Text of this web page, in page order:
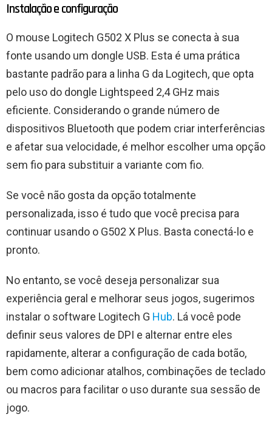
Instalação e configuração
O mouse Logitech G502 X Plus se conecta à sua
fonte usando um dongle USB. Esta é uma prática
bastante padrão para a linha G da Logitech, que opta
pelo uso do dongle Lightspeed 2,4 GHz mais
eficiente. Considerando o grande número de
dispositivos Bluetooth que podem criar interferências
e afetar sua velocidade, é melhor escolher uma opção
sem fio para substituir a variante com fio.
Se você não gosta da opção totalmente
personalizada, isso é tudo que você precisa para
continuar usando o G502 X Plus. Basta conectá-lo e
pronto.
No entanto, se você deseja personalizar sua
experiência geral e melhorar seus jogos, sugerimos
instalar o software Logitech G Hub. Lá você pode
definir seus valores de DPI e alternar entre eles
rapidamente, alterar a configuração de cada botão,
bem como adicionar atalhos, combinações de teclado
ou macros para facilitar o uso durante sua sessão de
jogo.